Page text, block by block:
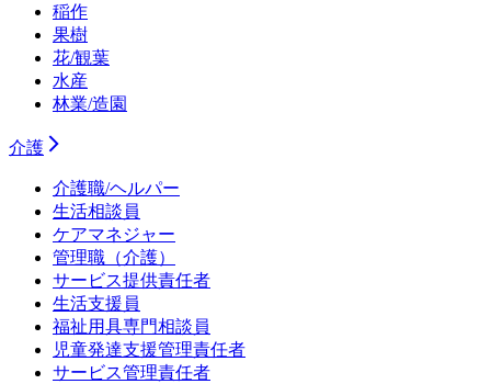
稲作
果樹
花/観葉
水産
林業/造園
介護
介護職/ヘルパー
生活相談員
ケアマネジャー
管理職（介護）
サービス提供責任者
生活支援員
福祉用具専門相談員
児童発達支援管理責任者
サービス管理責任者